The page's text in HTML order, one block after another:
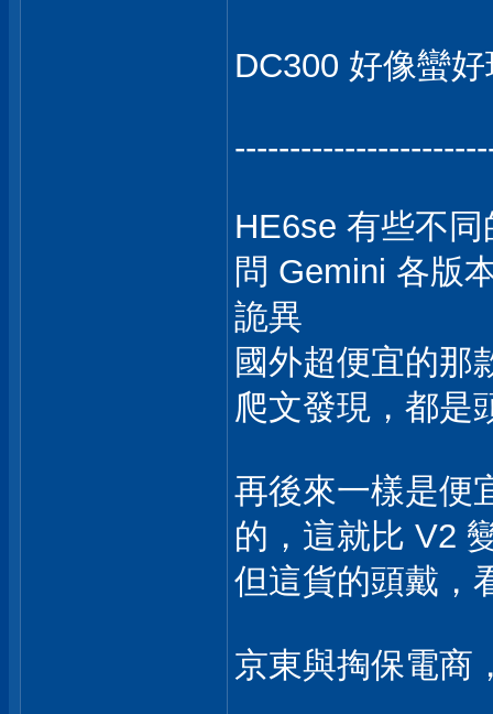
DC300 好像蠻
HE6se 有些不
問 Gemini 各版
詭異
國外超便宜的那
爬文發現，都是
再後來一樣是便
的，這就比 V2
但這貨的頭戴，
京東與掏保電商